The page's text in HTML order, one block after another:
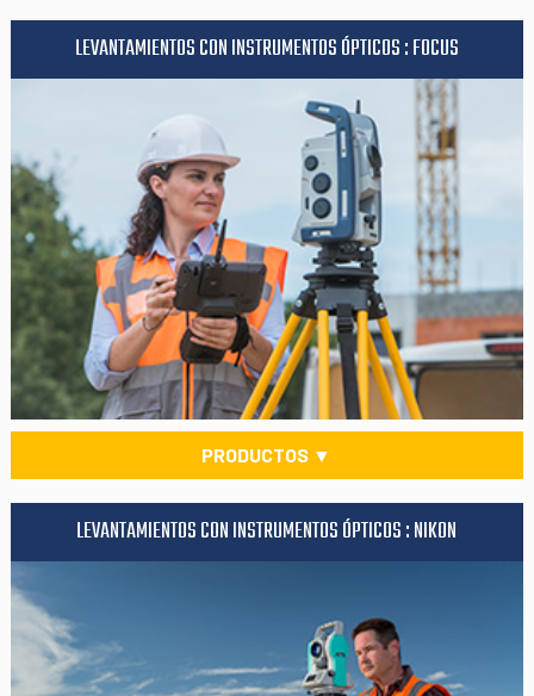
LEVANTAMIENTOS CON INSTRUMENTOS ÓPTICOS : FOCUS
PRODUCTOS ▼
LEVANTAMIENTOS CON INSTRUMENTOS ÓPTICOS : NIKON